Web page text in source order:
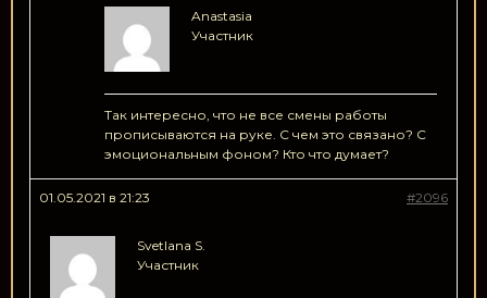
Anastasia
Участник
Так интересно, что не все смены работы
прописываются на руке. С чем это связано? С
эмоциональным фоном? Кто что думает?
01.05.2021 в 21:23 #2096
Svetlana S.
Участник